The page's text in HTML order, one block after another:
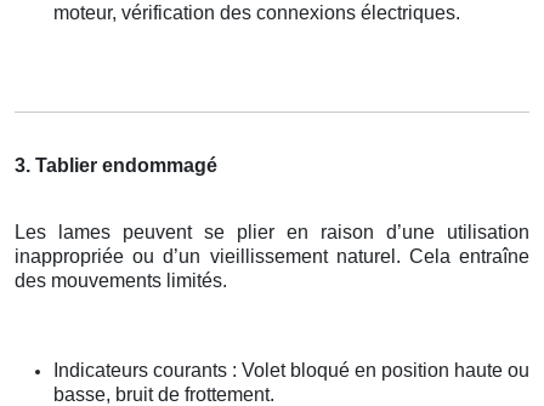
moteur, vérification des connexions électriques.
3. Tablier endommagé
Les lames peuvent se plier en raison d’une utilisation
inappropriée ou d’un vieillissement naturel. Cela entraîne
des mouvements limités.
Indicateurs courants : Volet bloqué en position haute ou
basse, bruit de frottement.